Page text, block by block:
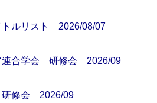
トルリスト 2026/08/07
連合学会 研修会 2026/09
修会 2026/09